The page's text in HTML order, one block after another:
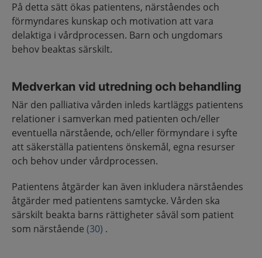
På detta sätt ökas patientens, närståendes och
förmyndares kunskap och motivation att vara
delaktiga i vårdprocessen. Barn och ungdomars
behov beaktas särskilt.
Medverkan vid utredning och behandling
När den palliativa vården inleds kartläggs patientens
relationer i samverkan med patienten och/eller
eventuella närstående, och/eller förmyndare i syfte
att säkerställa patientens önskemål, egna resurser
och behov under vårdprocessen.
Patientens åtgärder kan även inkludera närståendes
åtgärder med patientens samtycke. Vården ska
särskilt beakta barns rättigheter såväl som patient
som närstående (30) .